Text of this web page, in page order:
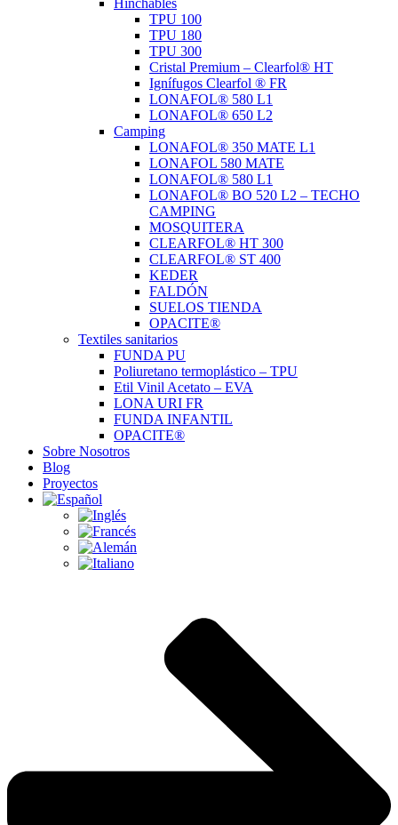
Hinchables
TPU 100
TPU 180
TPU 300
Cristal Premium – Clearfol® HT
Ignífugos Clearfol ® FR
LONAFOL® 580 L1
LONAFOL® 650 L2
Camping
LONAFOL® 350 MATE L1
LONAFOL 580 MATE
LONAFOL® 580 L1
LONAFOL® BO 520 L2 – TECHO
CAMPING
MOSQUITERA
CLEARFOL® HT 300
CLEARFOL® ST 400
KEDER
FALDÓN
SUELOS TIENDA
OPACITE®
Textiles sanitarios
FUNDA PU
Poliuretano termoplástico – TPU
Etil Vinil Acetato – EVA
LONA URI FR
FUNDA INFANTIL
OPACITE®
Sobre Nosotros
Blog
Proyectos